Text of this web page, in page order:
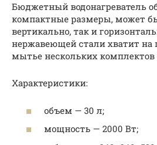
Бюджетный водонагреватель
компактные размеры, может
вертикально, так и
нержавеющей стали хватит
мытье нескольких
Характеристики:
объем — 30 л;
мощность — 2000 Вт;